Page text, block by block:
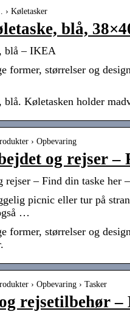
› Køletasker
blå,
blå – IKEA
former, størrelser og
Køletasken holder
› Opbevaring
og rejser
rejser – Find din taske her
picnic eller tur på
…
former, størrelser og
› Opbevaring › Tasker
rejsetilbehør